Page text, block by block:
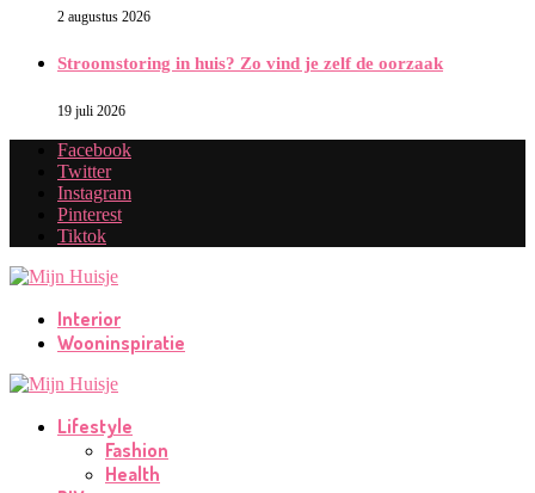
2 augustus 2026
Stroomstoring in huis? Zo vind je zelf de oorzaak
19 juli 2026
Facebook
Twitter
Instagram
Pinterest
Tiktok
Interior
Wooninspiratie
Lifestyle
Fashion
Health